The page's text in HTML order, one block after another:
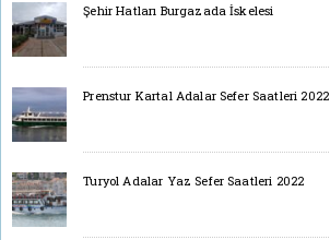
Şehir Hatları Burgazada İskelesi
Prenstur Kartal Adalar Sefer Saatleri 2022
Turyol Adalar Yaz Sefer Saatleri 2022